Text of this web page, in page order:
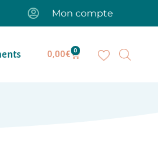
Mon compte
0,00€ 0